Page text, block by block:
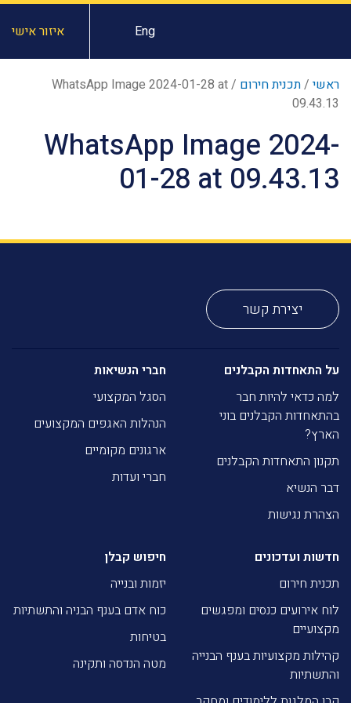
Eng איזור אישי
ראשי /תכנית חירום /
WhatsApp Image 2024-01-28 at
09.43.13
WhatsApp Image 2024-
01-28 at 09.43.13
יצירת קשר
על התאחדות הקבלנים
למה כדאי להיות חבר
בהתאחדות הקבלנים בוני
הארץ?
תקנון התאחדות הקבלנים
דבר הנשיא
הצהרת נגישות
חברי הנשיאות
הסגל המקצועי
הנהלות האגפים המקצועים
ארגונים מקומיים
חברי ועדות
חדשות ועדכונים
תכנית חירום
לוח אירועים כנסים ומפגשים
מקצועיים
קהילות מקצועיות בענף הבנייה
והתשתיות
חיפוש קבלן
יזמות ובנייה
כוח אדם בענף הבניה והתשתיות
בטיחות
מטה הנדסה ותקינה